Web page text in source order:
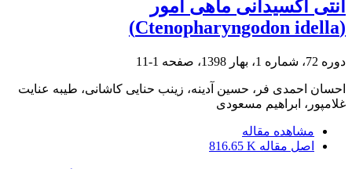
آنتی اکسیدانی ماهی آمور
(Ctenopharyngodon idella)
دوره 72، شماره 1، بهار 1398، صفحه 1-11
احسان احمدی فر، حسین آدینه، زینب حنایی کاشانی، طیبه عنایت
غلامپور، ابراهیم مسعودی
مشاهده مقاله
اصل مقاله 816.65 K